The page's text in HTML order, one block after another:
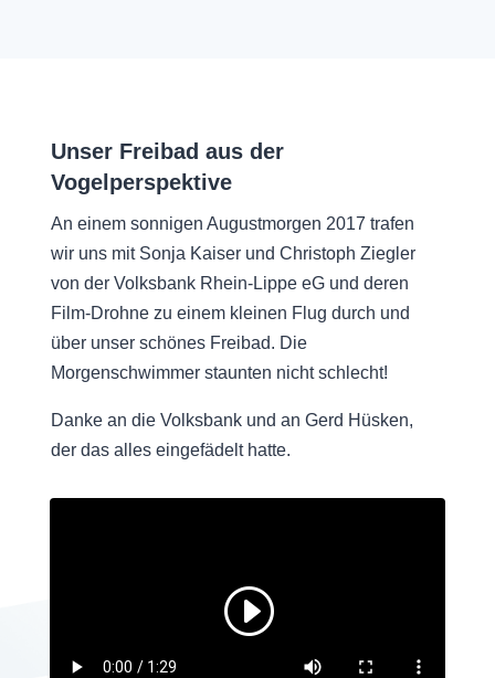
Unser Freibad aus der
Vogelperspektive
An einem sonnigen Augustmorgen 2017 trafen
wir uns mit Sonja Kaiser und Christoph Ziegler
von der Volksbank Rhein-Lippe eG und deren
Film-Drohne zu einem kleinen Flug durch und
über unser schönes Freibad. Die
Morgenschwimmer staunten nicht schlecht!
Danke an die Volksbank und an Gerd Hüsken,
der das alles eingefädelt hatte.